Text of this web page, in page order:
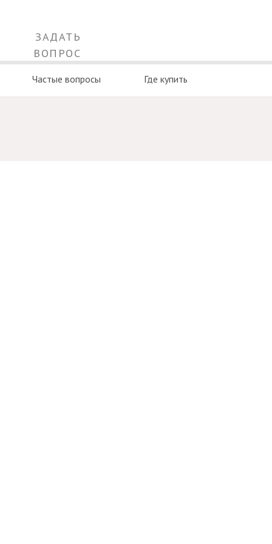
ЗАДАТЬ
ВОПРОС
Частые вопросы Где купить